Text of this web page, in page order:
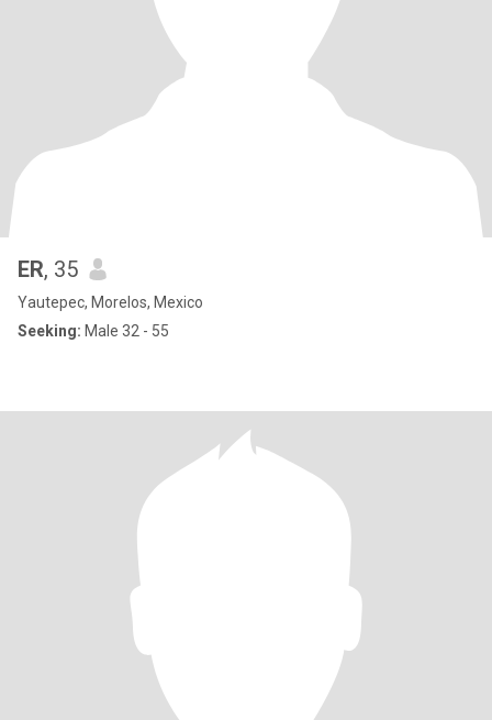
ER, 35
Yautepec, Morelos, Mexico
Seeking: Male 32 - 55